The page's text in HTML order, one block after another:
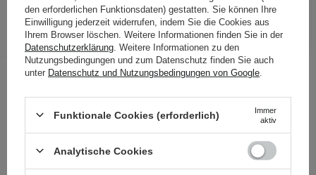
IN DEN WARENKORB
Folgende Produkte wurden von
anderen Kunden geprüft
den erforderlichen Funktionsdaten) gestatten. Sie können Ihre
Einwilligung jederzeit widerrufen, indem Sie die Cookies aus
Ihrem Browser löschen. Weitere Informationen finden Sie in der
Datenschutzerklärung . Weitere Informationen zu den
Nutzungsbedingungen und zum Datenschutz finden Sie auch
unter Datenschutz und Nutzungsbedingungen von Google
Funktionale Cookies (erforderlich)
Immer
aktiv
Analytische Cookies